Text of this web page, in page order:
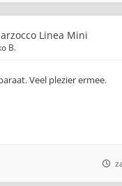
Linea Mini
B.
Veel plezier ermee.